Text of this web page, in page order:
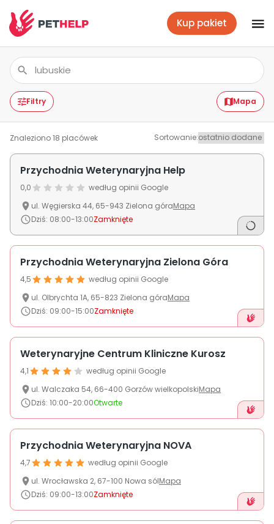
+48 790 277 277
EN
Pakiety weterynaryjne
Ubezpieczenie psa i kota
Benefit dla firm
O nas
Placówki
Zaloguj się
Kup pakiet
Filtry Mapa
Znaleziono18 placówek Sortowanie:
Przychodnia Weterynaryjna Help
0,0
według opinii Google
ul. Węgierska 44, 65-943 Zielona góraMapa
Dziś: 08:00-13:00Zamknięte
Przychodnia Weterynaryjna Zielona Góra
4,5
według opinii Google
ul. Olbrychta 1A, 65-823 Zielona góraMapa
Dziś: 09:00-15:00Zamknięte
Weterynaryjne Centrum Kliniczne Kurosz
4,1
według opinii Google
ul. Walczaka 54, 66-400 Gorzów wielkopolskiMapa
Dziś: 10:00-20:00Otwarte
Przychodnia Weterynaryjna NOVA
4,7
według opinii Google
ul. Wrocławska 2, 67-100 Nowa sólMapa
Dziś: 09:00-13:00Zamknięte